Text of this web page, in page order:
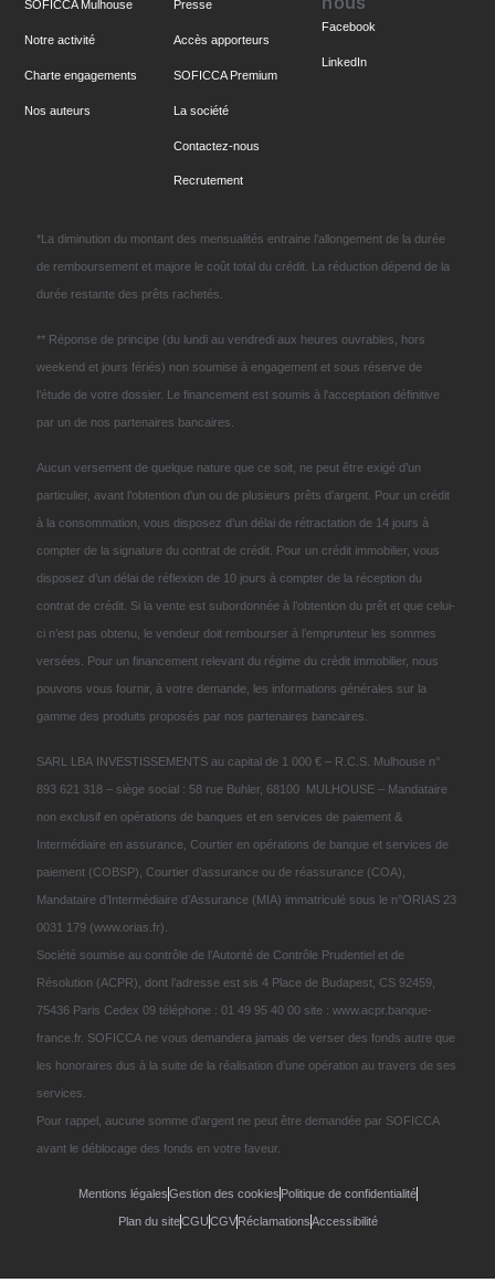
SOFICCA Mulhouse
Notre activité
Charte engagements
Nos auteurs
Presse
Accès apporteurs
SOFICCA Premium
La société
Contactez-nous
Recrutement
Facebook
LinkedIn
*La diminution du montant des mensualités entraine l’allongement de la durée
de remboursement et majore le coût total du crédit. La réduction dépend de la
durée restante des prêts rachetés.
** Réponse de principe (du lundi au vendredi aux heures ouvrables, hors
weekend et jours fériés) non soumise à engagement et sous réserve de
l’étude de votre dossier. Le financement est soumis à l’acceptation définitive
par un de nos partenaires bancaires.
Aucun versement de quelque nature que ce soit, ne peut être exigé d’un
particulier, avant l’obtention d’un ou de plusieurs prêts d’argent. Pour un crédit
à la consommation, vous disposez d’un délai de rétractation de 14 jours à
compter de la signature du contrat de crédit. Pour un crédit immobilier, vous
disposez d’un délai de réflexion de 10 jours à compter de la réception du
contrat de crédit. Si la vente est subordonnée à l’obtention du prêt et que celui-
ci n’est pas obtenu, le vendeur doit rembourser à l’emprunteur les sommes
versées. Pour un financement relevant du régime du crédit immobilier, nous
pouvons vous fournir, à votre demande, les informations générales sur la
gamme des produits proposés par nos partenaires bancaires.
SARL LBA INVESTISSEMENTS au capital de 1 000 € – R.C.S. Mulhouse n°
893 621 318 – siège social : 58 rue Buhler, 68100 MULHOUSE – Mandataire
non exclusif en opérations de banques et en services de paiement &
Intermédiaire en assurance, Courtier en opérations de banque et services de
paiement (COBSP), Courtier d’assurance ou de réassurance (COA),
Mandataire d’Intermédiaire d’Assurance (MIA) immatriculé sous le n°ORIAS 23
0031 179 (www.orias.fr).
Société soumise au contrôle de l’Autorité de Contrôle Prudentiel et de
Résolution (ACPR), dont l’adresse est sis 4 Place de Budapest, CS 92459,
75436 Paris Cedex 09 téléphone : 01 49 95 40 00 site : www.acpr.banque-
france.fr. SOFICCA ne vous demandera jamais de verser des fonds autre que
les honoraires dus à la suite de la réalisation d’une opération au travers de ses
services.
Pour rappel, aucune somme d’argent ne peut être demandée par SOFICCA
avant le déblocage des fonds en votre faveur.
Mentions légalesGestion des cookies Politique de confidentialité
Plan du siteCGUCGV RéclamationsAccessibilité